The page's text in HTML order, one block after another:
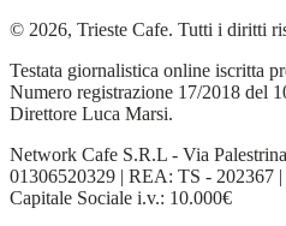
© 2026, Trieste Cafe. Tutti i diritti
Testata giornalistica online iscritta
Numero registrazione 17/2018 del
Direttore Luca Marsi.
Network Cafe S.R.L - Via
01306520329 | REA: TS - 202367 |
Capitale Sociale i.v.: 10.000€